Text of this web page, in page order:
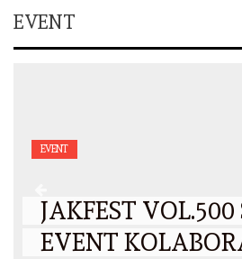
EVENT
EVENT
JAKFEST
EVENT